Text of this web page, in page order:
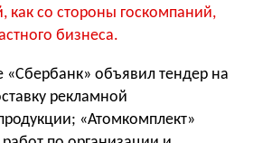
как со стороны госкомпаний,
бизнеса.
«Сбербанк» объявил тендер на
рекламной
«Атомкомплект»